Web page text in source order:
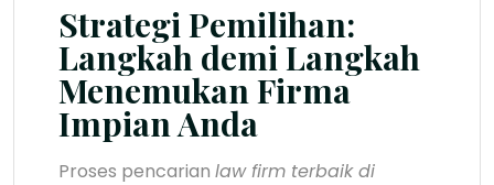
Strategi Pemilihan:
Langkah demi Langkah
Menemukan Firma
Impian Anda
Proses pencarian law firm terbaik di